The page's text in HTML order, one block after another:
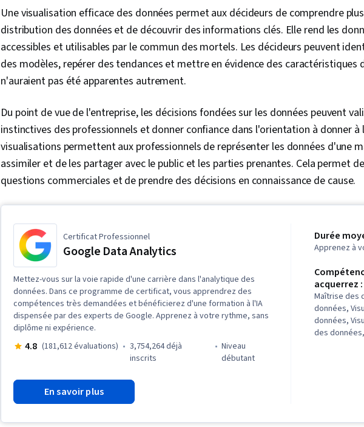
Langages
des
de données,
données,
technique,
de cas,
Intelligence
d'analyse de
portefeuille
Une visualisation efficace des données permet aux décideurs de comprendre
distribution des données et de découvrir des informations clés. Elle rend les
accessibles et utilisables par le commun des mortels. Les décideurs peuvent
des modèles, repérer des tendances et mettre en évidence des caractéristiques
n'auraient pas été apparentes autrement.
Du point de vue de l'entreprise, les décisions fondées sur les données peuvent
instinctives des professionnels et donner confiance dans l'orientation à donner à
visualisations permettent aux professionnels de représenter les données d'une
assimiler et de les partager avec le public et les parties prenantes. Cela permet
questions commerciales et de prendre des décisions en connaissance de cause.
Certificat Professionnel
Google Data Analytics
Mettez-vous sur la voie rapide d'une carrière dans l'analytique des
données. Dans ce programme de certificat, vous apprendrez des
compétences très demandées et bénéficierez d'une formation à l'IA
dispensée par des experts de Google. Apprenez à votre rythme, sans
diplôme ni expérience.
4.8 (181,612 évaluations)
3,754,264 déjà
inscrits
niveau
débutant
En savoir plus
Durée
Apprenez à
acquerrez :
Maîtrise des
données,
données,
des